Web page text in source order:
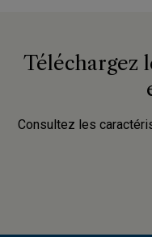
Téléchargez
Consultez les